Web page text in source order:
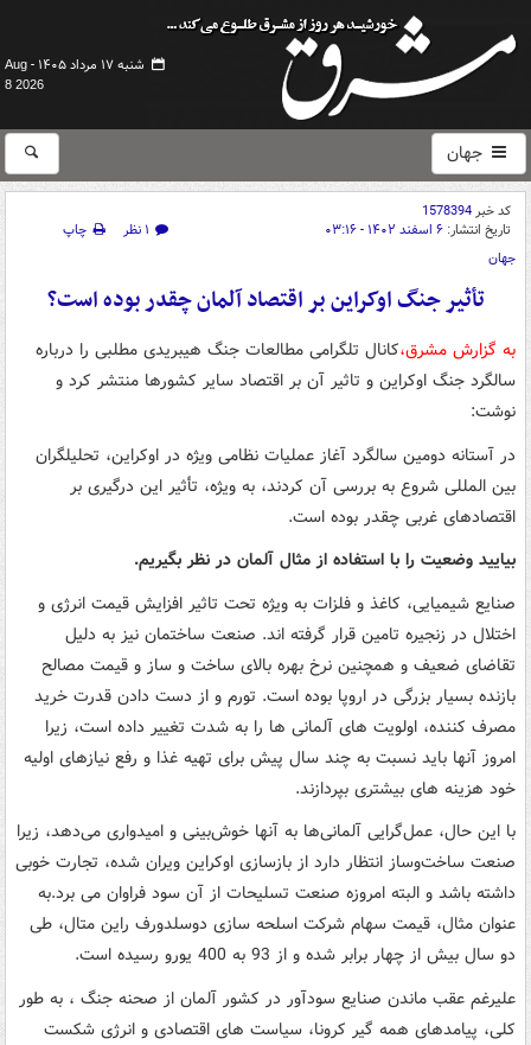
شنبه ۱۷ مرداد ۱۴۰۵ -
Aug
8 2026
جهان
کد خبر1578394
تاریخ انتشار: ۶ اسفند ۱۴۰۲ - ۰۳:۱۶ ۱ نظر
چاپ
جهان
تأثیر جنگ اوکراین بر اقتصاد آلمان چقدر بوده است؟
به گزارش مشرق،کانال تلگرامی مطالعات جنگ هیبریدی مطلبی را درباره
سالگرد جنگ اوکراین و تاثیر آن بر اقتصاد سایر کشورها منتشر کرد و
نوشت:
در آستانه دومین سالگرد آغاز عملیات نظامی ویژه در اوکراین، تحلیلگران
بین المللی شروع به بررسی آن کردند، به ویژه، تأثیر این درگیری بر
اقتصادهای غربی چقدر بوده است.
بیایید وضعیت را با استفاده از مثال آلمان در نظر بگیریم.
صنایع شیمیایی، کاغذ و فلزات به ویژه تحت تاثیر افزایش قیمت انرژی و
اختلال در زنجیره تامین قرار گرفته اند. صنعت ساختمان نیز به دلیل
تقاضای ضعیف و همچنین نرخ بهره بالای ساخت و ساز و قیمت مصالح
بازنده بسیار بزرگی در اروپا بوده است. تورم و از دست دادن قدرت خرید
مصرف کننده، اولویت های آلمانی ها را به شدت تغییر داده است، زیرا
امروز آنها باید نسبت به چند سال پیش برای تهیه غذا و رفع نیازهای اولیه
خود هزینه های بیشتری بپردازند.
با این حال، عمل‌گرایی آلمانی‌ها به آنها خوش‌بینی و امیدواری می‌دهد، زیرا
صنعت ساخت‌وساز انتظار دارد از بازسازی اوکراین ویران شده، تجارت خوبی
داشته باشد و البته امروزه صنعت تسلیحات از آن سود فراوان می برد.به
عنوان مثال، قیمت سهام شرکت اسلحه سازی دوسلدورف راین متال، طی
دو سال بیش از چهار برابر شده و از 93 به 400 یورو رسیده است.
علیرغم عقب ماندن صنایع سودآور در کشور آلمان از صحنه جنگ ، به طور
کلی، پیامدهای همه گیر کرونا، سیاست های اقتصادی و انرژی شکست